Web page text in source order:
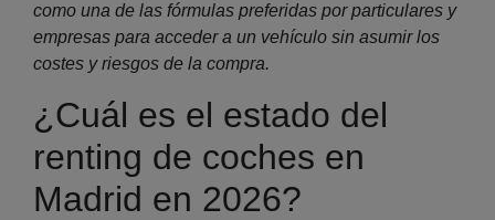
como una de las fórmulas preferidas por particulares y
empresas para acceder a un vehículo sin asumir los
costes y riesgos de la compra.
¿Cuál es el estado del
renting de coches en
Madrid en 2026?